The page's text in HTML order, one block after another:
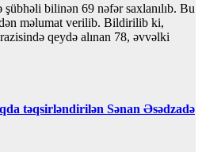
bilinən 69 nəfər saxlanılıb. Bu
məlumat verilib. Bildirilib ki,
qeydə alınan 78, əvvəlki
təqsirləndirilən Sənan Əsədzadə